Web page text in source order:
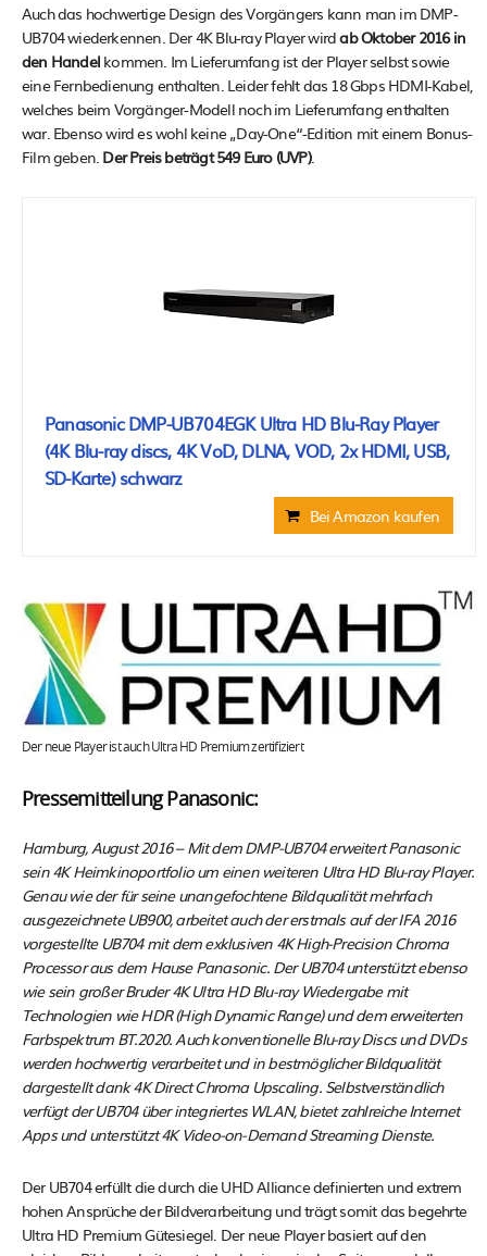
Auch das hochwertige Design des Vorgängers kann man im DMP-
UB704 wiederkennen. Der 4K Blu-ray Player wirdab Oktober 2016 in
den Handel kommen. Im Lieferumfang ist der Player selbst sowie
eine Fernbedienung enthalten. Leider fehlt das 18 Gbps HDMI-Kabel,
welches beim Vorgänger-Modell noch im Lieferumfang enthalten
war. Ebenso wird es wohl keine „Day-One“-Edition mit einem Bonus-
Film geben. Der Preis beträgt 549 Euro (UVP).
Panasonic DMP-UB704EGK Ultra HD Blu-Ray Player
(4K Blu-ray discs, 4K VoD, DLNA, VOD, 2x HDMI, USB,
SD-Karte) schwarz
Bei Amazon kaufen
Der neue Player ist auch Ultra HD Premium zertifiziert
Pressemitteilung Panasonic:
Hamburg, August 2016 – Mit dem DMP-UB704 erweitert Panasonic
sein 4K Heimkinoportfolio um einen weiteren Ultra HD Blu-ray Player.
Genau wie der für seine unangefochtene Bildqualität mehrfach
ausgezeichnete UB900, arbeitet auch der erstmals auf der IFA 2016
vorgestellte UB704 mit dem exklusiven 4K High-Precision Chroma
Processor aus dem Hause Panasonic. Der UB704 unterstützt ebenso
wie sein großer Bruder 4K Ultra HD Blu-ray Wiedergabe mit
Technologien wie HDR (High Dynamic Range) und dem erweiterten
Farbspektrum BT.2020. Auch konventionelle Blu-ray Discs und DVDs
werden hochwertig verarbeitet und in bestmöglicher Bildqualität
dargestellt dank 4K Direct Chroma Upscaling. Selbstverständlich
verfügt der UB704 über integriertes WLAN, bietet zahlreiche Internet
Apps und unterstützt 4K Video-on-Demand Streaming Dienste.
Der UB704 erfüllt die durch die UHD Alliance definierten und extrem
hohen Ansprüche der Bildverarbeitung und trägt somit das begehrte
Ultra HD Premium Gütesiegel. Der neue Player basiert auf den